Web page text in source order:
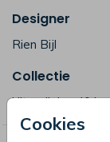
Cookies
Designer
Rien Bijl
Collectie
Uitnodiging 40